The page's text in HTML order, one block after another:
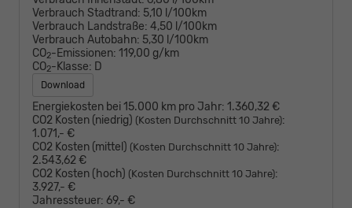
Verbrauch Stadtrand: 5,10 l/100km
Verbrauch Landstraße: 4,50 l/100km
Verbrauch Autobahn: 5,30 l/100km
CO2-Emissionen: 119,00 g/km
CO2-Klasse: D
Download
Energiekosten bei 15.000 km pro Jahr: 1.360,32 €
CO2 Kosten (niedrig) (Kosten Durchschnitt 10 Jahre):
1.071,- €
CO2 Kosten (mittel) (Kosten Durchschnitt 10 Jahre):
2.543,62 €
CO2 Kosten (hoch) (Kosten Durchschnitt 10 Jahre):
3.927,- €
Jahressteuer: 69,- €